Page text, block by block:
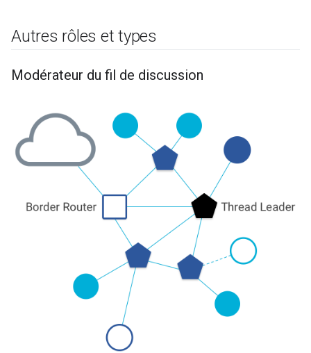
Autres rôles et types
Modérateur du fil de discussion